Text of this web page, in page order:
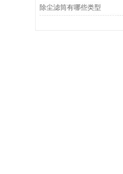
除尘滤筒有哪些类型